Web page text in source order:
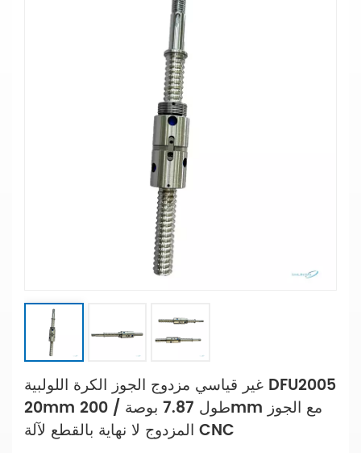
غير قياسي مزدوج الجوز الكرة اللولبية DFU2005
20mm طول 7.87 بوصة / 200mm مع الجوز
المزدوج لا نهاية بالقطع لآلة CNC